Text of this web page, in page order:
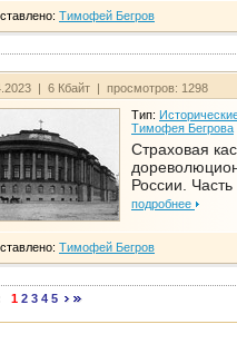
Тимофей Бегров
| 6 Кбайт | просмотров: 1298
Тип:
Тимофея Бегрова
Страховая
России. Часть
подробнее
Тимофей Бегров
1 2 3 4 5